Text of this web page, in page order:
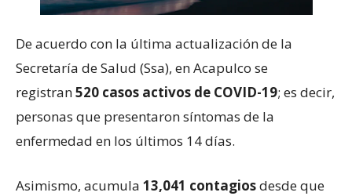
De acuerdo con la última actualización de la
Secretaría de Salud (Ssa), en Acapulco se
registran520 casos activos de COVID-19; es decir,
personas que presentaron síntomas de la
enfermedad en los últimos 14 días.
Asimismo, acumula 13,041 contagiosdesde que